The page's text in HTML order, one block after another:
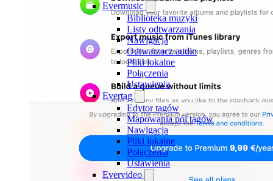
Evermusic
Biblioteka muzyki
Listy odtwarzania
Nawigacja
Odtwarzacz audio
Pliki lokalne
Połączenia
Ustawienia
Evertag
Edytor tagów
Mapowania pól tagów
Nawigacja
Pliki lokalne
Połączenia
Ustawienia
Evervideo